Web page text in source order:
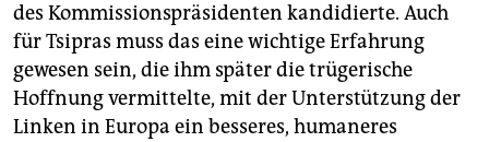
des Kommissionspräsidenten kandidierte. Auch
für Tsipras muss das eine wichtige Erfahrung
gewesen sein, die ihm später die trügerische
Hoffnung vermittelte, mit der Unterstützung der
Linken in Europa ein besseres, humaneres